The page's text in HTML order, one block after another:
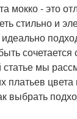
мокко - это
стильно и
статье мы
платьев
выбрать